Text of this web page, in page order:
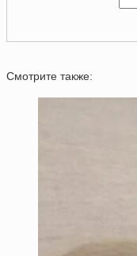
Смотрите также: